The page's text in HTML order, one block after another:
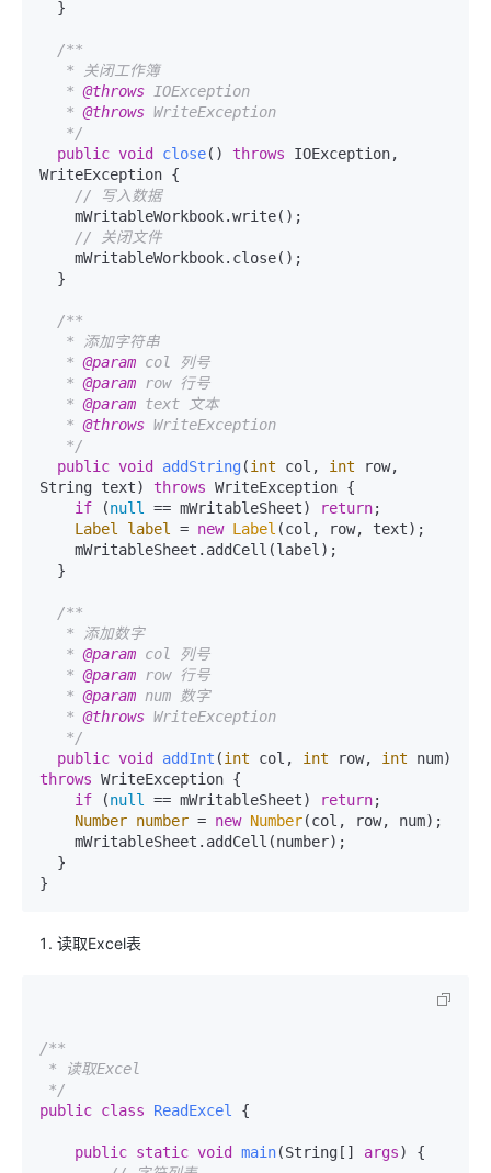
/**
   *
@throws IOException
   *
@throws WriteException
   */
public void close() throws IOException,
WriteException {
// 写入数据
// 关闭文件
/**
   *
@param col 列号
   *
@param row 行号
   *
@param text 文本
   *
@throws WriteException
   */
public void addString (int col, int row,
String text)
throws WriteException {
if (null == mWritableSheet) return;
Label
label = new Label (col, row, text);
/**
   *
@param col 列号
   *
@param row 行号
   *
@param num 数字
   *
@throws WriteException
   */
public void addInt (int col, int row, int num)
throws WriteException {
if (null == mWritableSheet) return;
Number number = new Number(col, row, num);
读取Excel表
/**
*/
public class ReadExcel {
public static void main(String[] args)
{